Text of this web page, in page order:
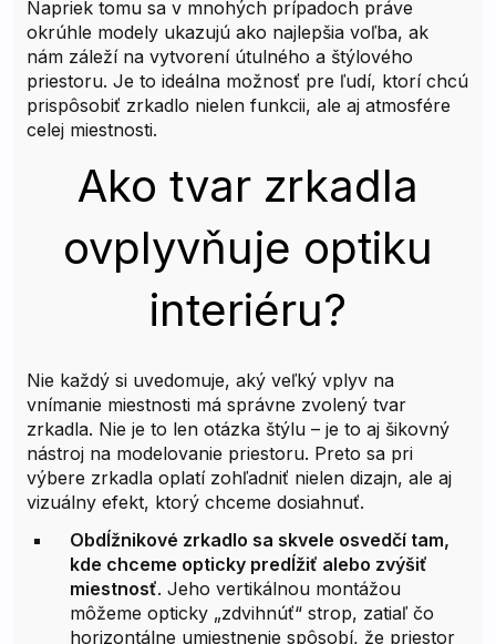
Napriek tomu sa v mnohých prípadoch práve
okrúhle modely ukazujú ako najlepšia voľba, ak
nám záleží na vytvorení útulného a štýlového
priestoru. Je to ideálna možnosť pre ľudí, ktorí chcú
prispôsobiť zrkadlo nielen funkcii, ale aj atmosfére
celej miestnosti.
Ako tvar zrkadla
ovplyvňuje optiku
interiéru?
Nie každý si uvedomuje, aký veľký vplyv na
vnímanie miestnosti má správne zvolený tvar
zrkadla. Nie je to len otázka štýlu – je to aj šikovný
nástroj na modelovanie priestoru. Preto sa pri
výbere zrkadla oplatí zohľadniť nielen dizajn, ale aj
vizuálny efekt, ktorý chceme dosiahnuť.
Obdĺžnikové zrkadlo sa skvele osvedčí tam,
kde chceme opticky predĺžiť alebo zvýšiť
miestnosť. Jeho vertikálnou montážou
môžeme opticky „zdvihnúť“ strop, zatiaľ čo
horizontálne umiestnenie spôsobí, že priestor